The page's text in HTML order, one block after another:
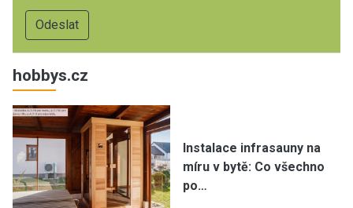
hobbys.cz
Instalace infrasauny na
míru v bytě: Co všechno
po…